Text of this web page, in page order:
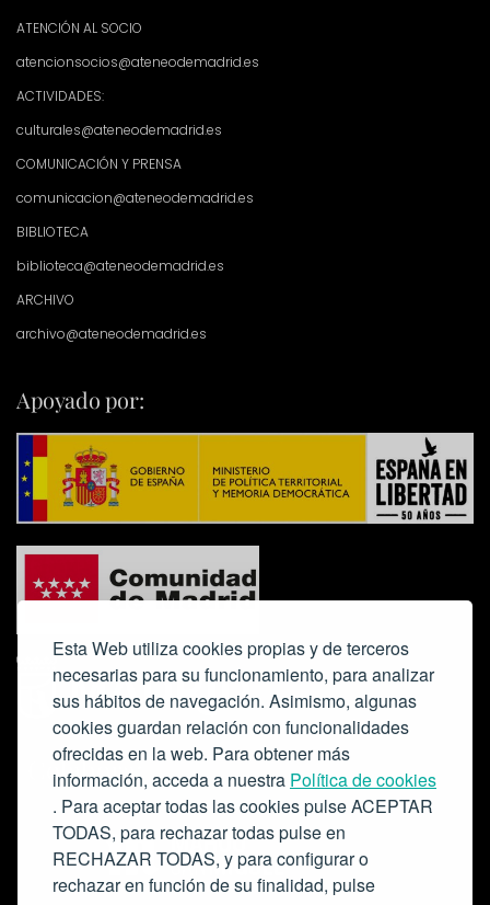
Esta Web utiliza cookies propias y de terceros
necesarias para su funcionamiento, para analizar
sus hábitos de navegación. Asimismo, algunas
cookies guardan relación con funcionalidades
ofrecidas en la web. Para obtener más
información, acceda a nuestra Política de cookies
. Para aceptar todas las cookies pulse ACEPTAR
TODAS, para rechazar todas pulse en
RECHAZAR TODAS, y para configurar o
rechazar en función de su finalidad, pulse
ATENCIÓN AL SOCIO
atencionsocios@ateneodemadrid.es
ACTIVIDADES:
culturales@ateneodemadrid.es
COMUNICACIÓN Y PRENSA
comunicacion@ateneodemadrid.es
BIBLIOTECA
biblioteca@ateneodemadrid.es
ARCHIVO
archivo@ateneodemadrid.es
Apoyado por:
Colabora: